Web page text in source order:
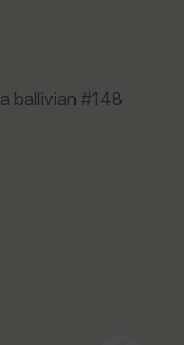
ballivian #148